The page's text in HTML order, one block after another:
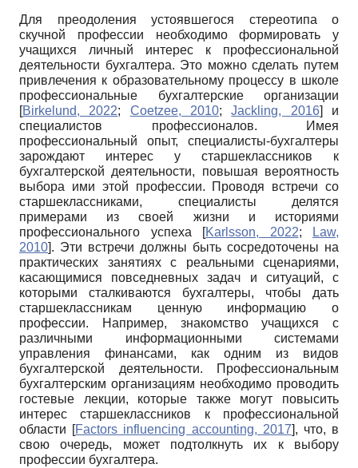
Для преодоления устоявшегося стереотипа о
скучной профессии необходимо формировать у
учащихся личный интерес к профессиональной
деятельности бухгалтера. Это можно сделать путем
привлечения к образовательному процессу в школе
профессиональные бухгалтерские организации
[Birkelund, 2022; Coetzee, 2010;Jackling, 2016]
и
специалистов профессионалов. Имея
профессиональный опыт, специалисты-бухгалтеры
зарождают интерес у старшеклассников к
бухгалтерской деятельности, повышая вероятность
выбора ими этой профессии. Проводя встречи со
старшеклассниками, специалисты делятся
примерами из своей жизни и историями
профессионального успеха
[Karlsson, 2022;
Law,
2010]. Эти встречи должны быть сосредоточены на
практических занятиях с реальными сценариями,
касающимися повседневных задач и ситуаций, с
которыми сталкиваются бухгалтеры, чтобы дать
старшеклассникам ценную информацию о
профессии. Например, знакомство учащихся с
различными информационными системами
управления финансами, как одним из видов
бухгалтерской деятельности. Профессиональным
бухгалтерским организациям необходимо проводить
гостевые лекции, которые также могут повысить
интерес старшеклассников к профессиональной
области [Factors influencing accounting, 2017], что, в
свою очередь, может подтолкнуть их к выбору
профессии бухгалтера.